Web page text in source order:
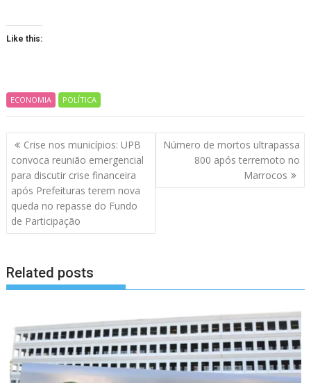
Like this:
ECONOMIA POLÍTICA
Navegação
de
artigos
Crise nos municípios: UPB
convoca reunião emergencial
para discutir crise financeira
após Prefeituras terem nova
queda no repasse do Fundo
de Participação
Número de mortos ultrapassa
800 após terremoto no
Marrocos
Related posts